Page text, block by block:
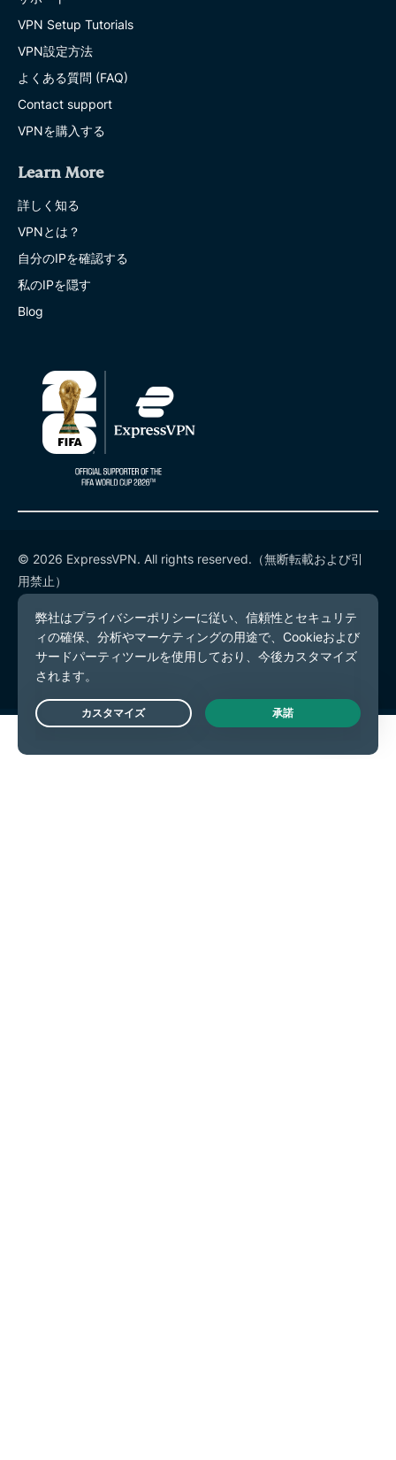
VPN Setup Tutorials
VPN設定方法
よくある質問 (FAQ)
Contact support
VPNを購入する
Learn More
詳しく知る
VPNとは？
自分のIPを確認する
私のIPを隠す
Blog
© 2026 ExpressVPN. All rights reserved.（無断転載および引
用禁止）
プライバシーポリシー
利用規約
Cookieの設定
Live Chat